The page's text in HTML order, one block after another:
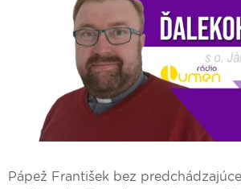
Pápež František bez